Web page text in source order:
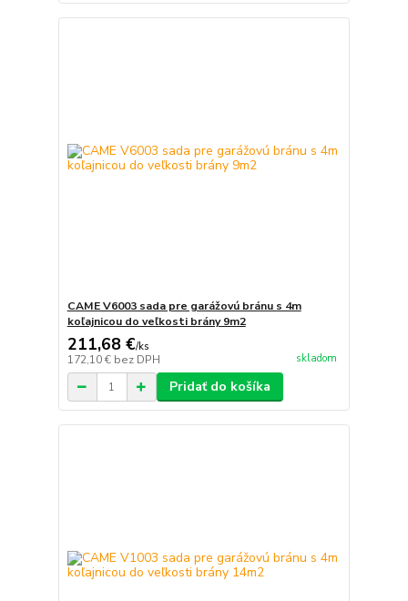
CAME V6003 sada pre garážovú bránu s 4m
koľajnicou do veľkosti brány 9m2
211,68 €/ks
172,10 € bez DPH skladom
Pridať do košíka